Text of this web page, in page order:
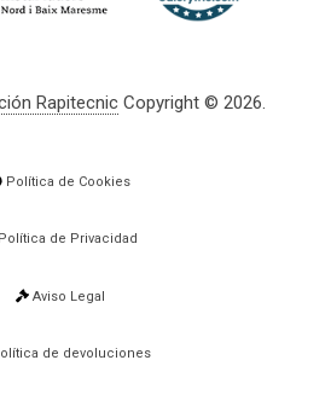
RapitecnicCopyright © 2026.
Política de Cookies
Política de Privacidad
Aviso Legal
de devoluciones